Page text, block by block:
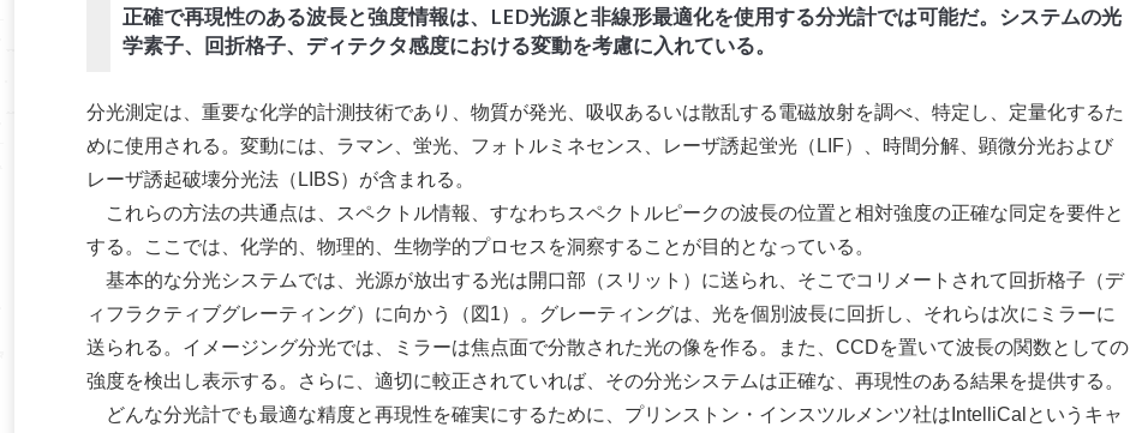
正確で再現性のある波長と強度情報は、LED光源と非線形最適化を使用する分光計では可能だ。システムの光
学素子、回折格子、ディテクタ感度における変動を考慮に入れている。
分光測定は、重要な化学的計測技術であり、物質が発光、吸収あるいは散乱する電磁放射を調べ、特定し、定量化するた
めに使用される。変動には、ラマン、蛍光、フォトルミネセンス、レーザ誘起蛍光（LIF）、時間分解、顕微分光および
レーザ誘起破壊分光法（LIBS）が含まれる。
これらの方法の共通点は、スペクトル情報、すなわちスペクトルピークの波長の位置と相対強度の正確な同定を要件と
する。ここでは、化学的、物理的、生物学的プロセスを洞察することが目的となっている。
基本的な分光システムでは、光源が放出する光は開口部（スリット）に送られ、そこでコリメートされて回折格子（デ
ィフラクティブグレーティング）に向かう（図1）。グレーティングは、光を個別波長に回折し、それらは次にミラーに
送られる。イメージング分光では、ミラーは焦点面で分散された光の像を作る。また、CCDを置いて波長の関数としての
強度を検出し表示する。さらに、適切に較正されていれば、その分光システムは正確な、再現性のある結果を提供する。
どんな分光計でも最適な精度と再現性を確実にするために、プリンストン・インスツルメンツ社はIntelliCalというキャ